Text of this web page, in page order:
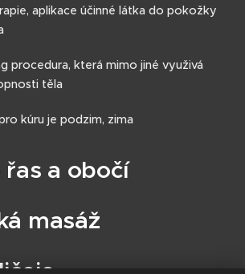
aplikace účinné látka do pokožky
procedura, která mimo jiné využivá
těla
kúru je podzim, zima
řas a obočí
masáž